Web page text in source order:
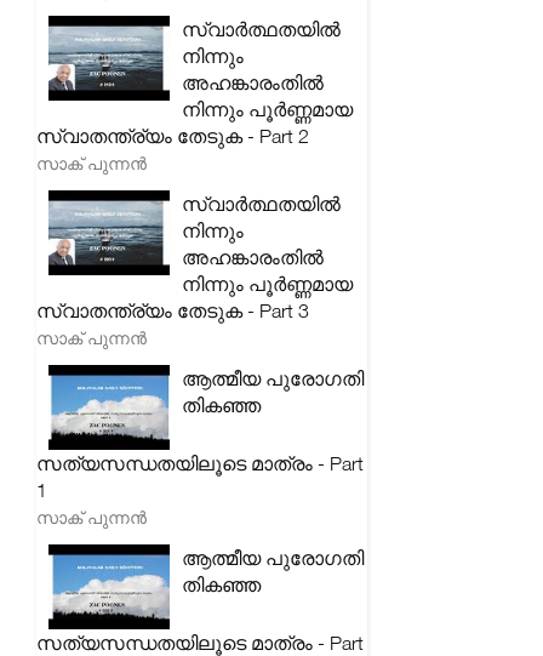
സ്വാർത്ഥതയിൽ
നിന്നും
അഹങ്കാരംതിൽ
നിന്നും പൂർണ്ണമായ
സ്വാതന്ത്ര്യം തേടുക - Part 2
സാക് പുന്നൻ
സ്വാർത്ഥതയിൽ
നിന്നും
അഹങ്കാരംതിൽ
നിന്നും പൂർണ്ണമായ
സ്വാതന്ത്ര്യം തേടുക - Part 3
സാക് പുന്നൻ
ആത്മീയ പുരോഗതി
തികഞ്ഞ
സത്യസന്ധതയിലൂടെ മാത്രം - Part
1
സാക് പുന്നൻ
ആത്മീയ പുരോഗതി
തികഞ്ഞ
സത്യസന്ധതയിലൂടെ മാത്രം - Part